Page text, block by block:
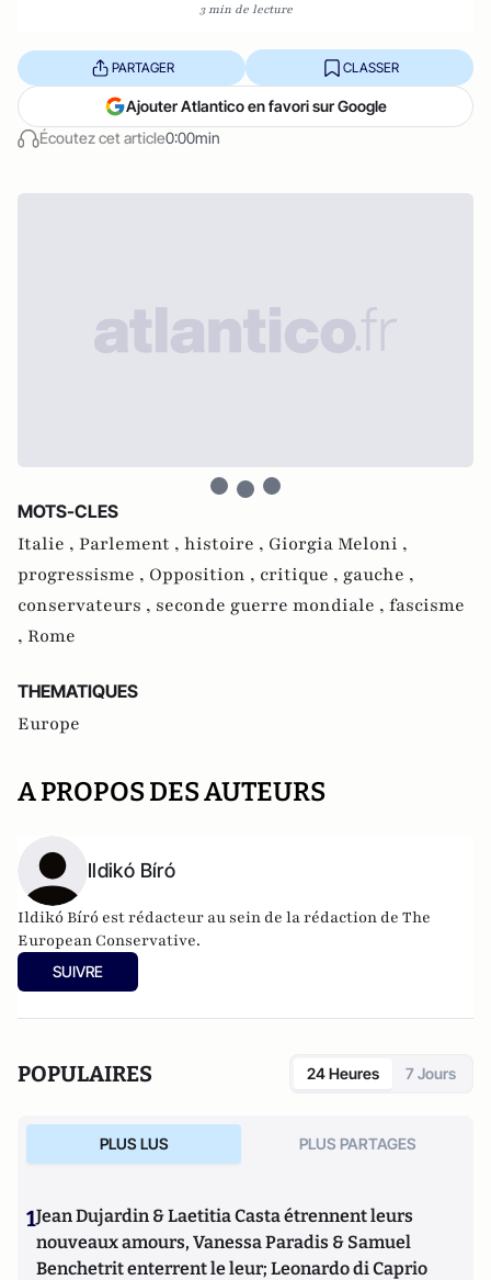
3 min de lecture
Écoutez cet article0:00min
PARTAGER CLASSER
Ajouter Atlantico en favori sur Google
MOTS-CLES
Italie , Parlement , histoire , Giorgia Meloni ,
progressisme , Opposition , critique , gauche ,
conservateurs , seconde guerre mondiale , fascisme
, Rome
THEMATIQUES
Europe
A PROPOS DES AUTEURS
Ildikó Bíró
Ildikó Bíró est rédacteur au sein de la rédaction de The
European Conservative.
SUIVRE
POPULAIRES 24 Heures 7 Jours
PLUS LUS PLUS PARTAGES
1Jean Dujardin & Laetitia Casta étrennent leurs
nouveaux amours, Vanessa Paradis & Samuel
Benchetrit enterrent le leur; Leonardo di Caprio